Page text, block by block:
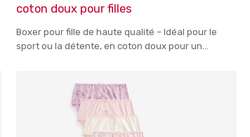
coton doux pour filles
Boxer pour fille de haute qualité – Idéal pour le
sport ou la détente, en coton doux pour un